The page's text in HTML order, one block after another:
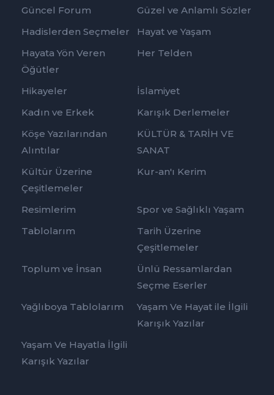
Güncel Forum
Güzel ve Anlamlı Sözler
Hadislerden Seçmeler
Hayat ve Yaşam
Hayata Yön Veren
Öğütler
Her Telden
Hikayeler
İslamiyet
Kadın ve Erkek
Karışık Derlemeler
Köşe Yazılarından
Alıntılar
KÜLTÜR & TARİH VE
SANAT
Kültür Üzerine
Çeşitlemeler
Kur-an'ı Kerim
Resimlerim
Spor ve Sağlıklı Yaşam
Tablolarım
Tarih Üzerine
Çeşitlemeler
Toplum ve İnsan
Ünlü Ressamlardan
Seçme Eserler
Yağlıboya Tablolarım
Yaşam Ve Hayat ile İlgili
Karışık Yazılar
Yaşam Ve Hayatla İlgili
Karışık Yazılar